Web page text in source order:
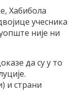
Хабибола
учесника
није ни
да су у то
и страни